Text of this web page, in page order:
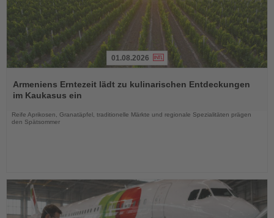
Sie
die
01.08.2026
Armeniens Erntezeit lädt zu kulinarischen Entdeckungen
im Kaukasus ein
Reife Aprikosen, Granatäpfel, traditionelle Märkte und regionale Spezialitäten prägen
den Spätsommer